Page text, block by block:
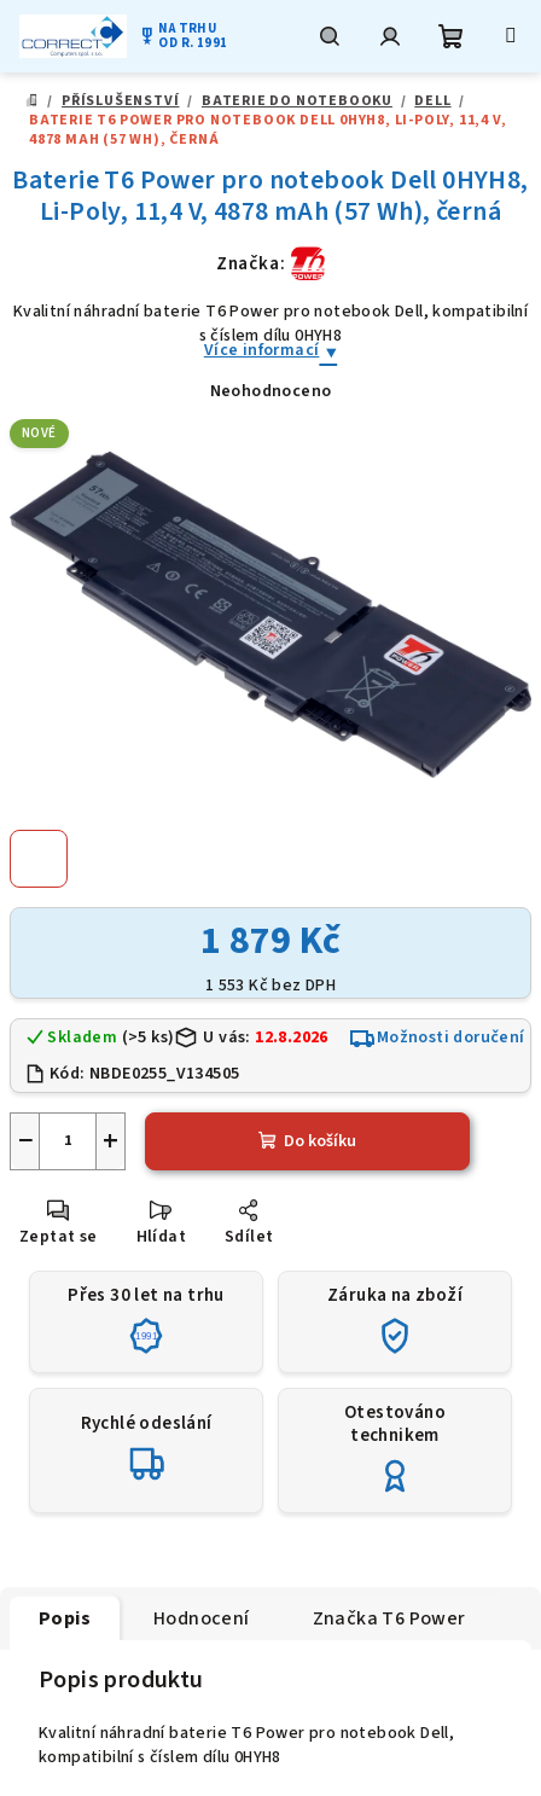
obsah
military_tech NA TRHU
OD R. 1991
DOMŮ
/ PŘÍSLUŠENSTVÍ / BATERIE DO NOTEBOOKU / DELL /
BATERIE T6 POWER PRO NOTEBOOK DELL 0HYH8, LI-POLY, 11,4 V,
4878 MAH (57 WH), ČERNÁ
1 879 Kč
1 553 Kč bez DPH
Skladem (>5 ks) U vás: 12.8.2026
Možnosti doručení
Kód: NBDE0255_V134505
+
− Do košíku
Zeptat se Hlídat Sdílet
Baterie T6 Power pro notebook Dell 0HYH8,
Li-Poly, 11,4 V, 4878 mAh (57 Wh), černá
Značka:
Kvalitní náhradní baterie T6 Power pro notebook Dell, kompatibilní
s číslem dílu 0HYH8
Více informací
Průměrné
hvězdiček.
Neohodnoceno
NOVÉ
Přes 30 let na trhu
1991
Záruka na zboží
Rychlé odeslání
Otestováno
technikem
Popis Hodnocení Značka T6 Power
Popis produktu
Kvalitní náhradní baterie T6 Power pro notebook Dell,
kompatibilní s číslem dílu 0HYH8